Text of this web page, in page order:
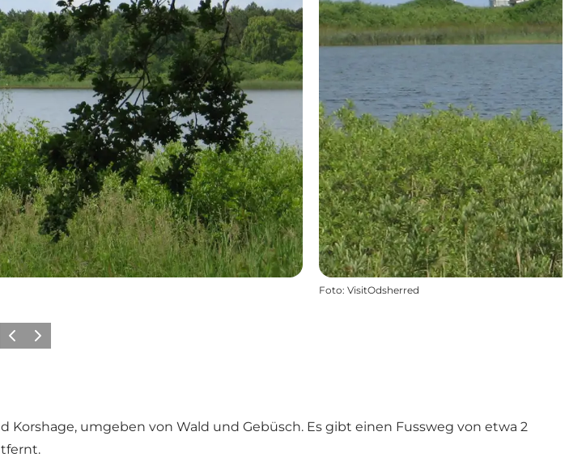
Foto: VisitOdsherred
Vorherige Folie
Nächste Folie
Korshage, umgeben von Wald und Gebüsch. Es gibt einen Fussweg von etwa 2